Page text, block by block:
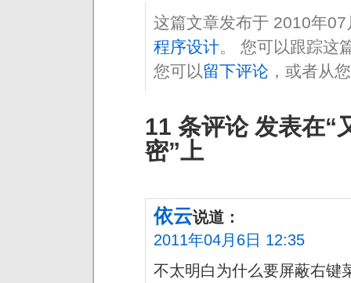
这篇文章发布于 2010年
程序设计。 您可以跟踪这
您可以留下评论 ，或者从
11 条评论 发表在“
密”上
依云说道：
2011年04月6日 12:35
不太明白为什么要屏蔽右键